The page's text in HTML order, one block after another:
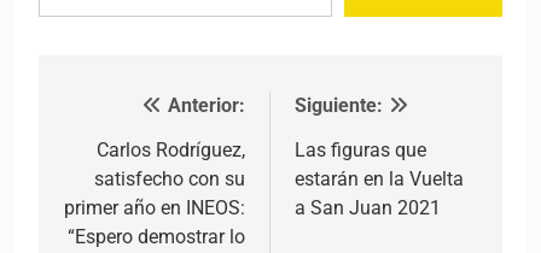
Navegación de entradas
Anterior:
Carlos Rodríguez,
satisfecho con su
primer año en INEOS:
“Espero demostrar lo
Siguiente:
Las figuras que
estarán en la Vuelta
a San Juan 2021